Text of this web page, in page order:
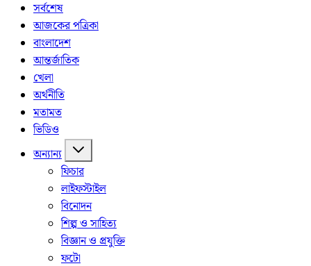
সর্বশেষ
আজকের পত্রিকা
বাংলাদেশ
আন্তর্জাতিক
খেলা
অর্থনীতি
মতামত
ভিডিও
অন্যান্য
ফিচার
লাইফস্টাইল
বিনোদন
শিল্প ও সাহিত্য
বিজ্ঞান ও প্রযুক্তি
ফটো